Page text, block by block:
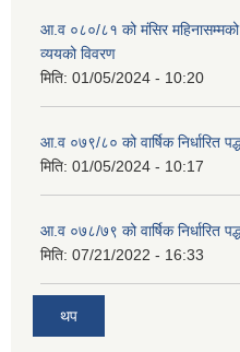
आ.व ०८०/८१ को मंसिर महिनासम्मको
व्ययको विवरण
मिति: 01/05/2024 - 10:20
आ.व ०७९/८० को वार्षिक निर्धारित
मिति: 01/05/2024 - 10:17
आ.व ०७८/७९ को वार्षिक निर्धारित
मिति: 07/21/2022 - 16:33
थप